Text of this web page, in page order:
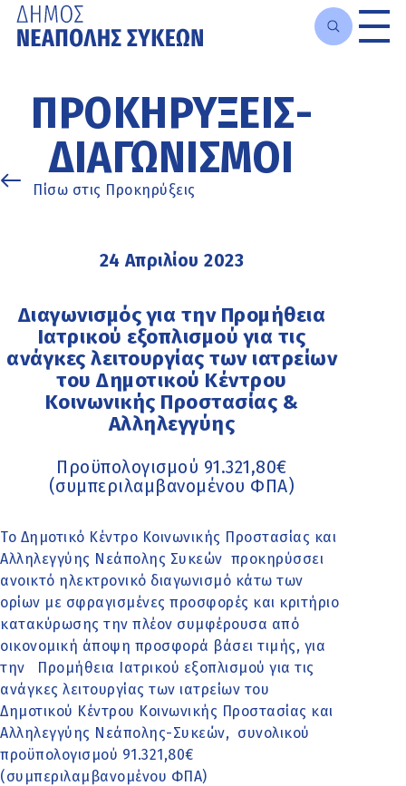
κυρίως
περιεχόμενο
ΠΡΟΚΗΡΎΞΕΙΣ-
ΔΙΑΓΩΝΙΣΜΟΊ
Πίσω στις Προκηρύξεις
24 Απριλίου 2023
Διαγωνισμός για την Προμήθεια
Ιατρικού εξοπλισμού για τις
ανάγκες λειτουργίας των ιατρείων
του Δημοτικού Κέντρου
Κοινωνικής Προστασίας &
Αλληλεγγύης
Προϋπολογισμού 91.321,80€
(συμπεριλαμβανομένου ΦΠΑ)
Το Δημοτικό Κέντρο Κοινωνικής Προστασίας και
Αλληλεγγύης Νεάπολης Συκεών προκηρύσσει
ανοικτό ηλεκτρονικό διαγωνισμό κάτω των
ορίων με σφραγισμένες προσφορές και κριτήριο
κατακύρωσης την πλέον συμφέρουσα από
οικονομική άποψη προσφορά βάσει τιμής, για
την Προμήθεια Ιατρικού εξοπλισμού για τις
ανάγκες λειτουργίας των ιατρείων του
Δημοτικού Κέντρου Κοινωνικής Προστασίας και
Αλληλεγγύης Νεάπολης-Συκεών, συνολικού
προϋπολογισμού 91.321,80€
(συμπεριλαμβανομένου ΦΠΑ)